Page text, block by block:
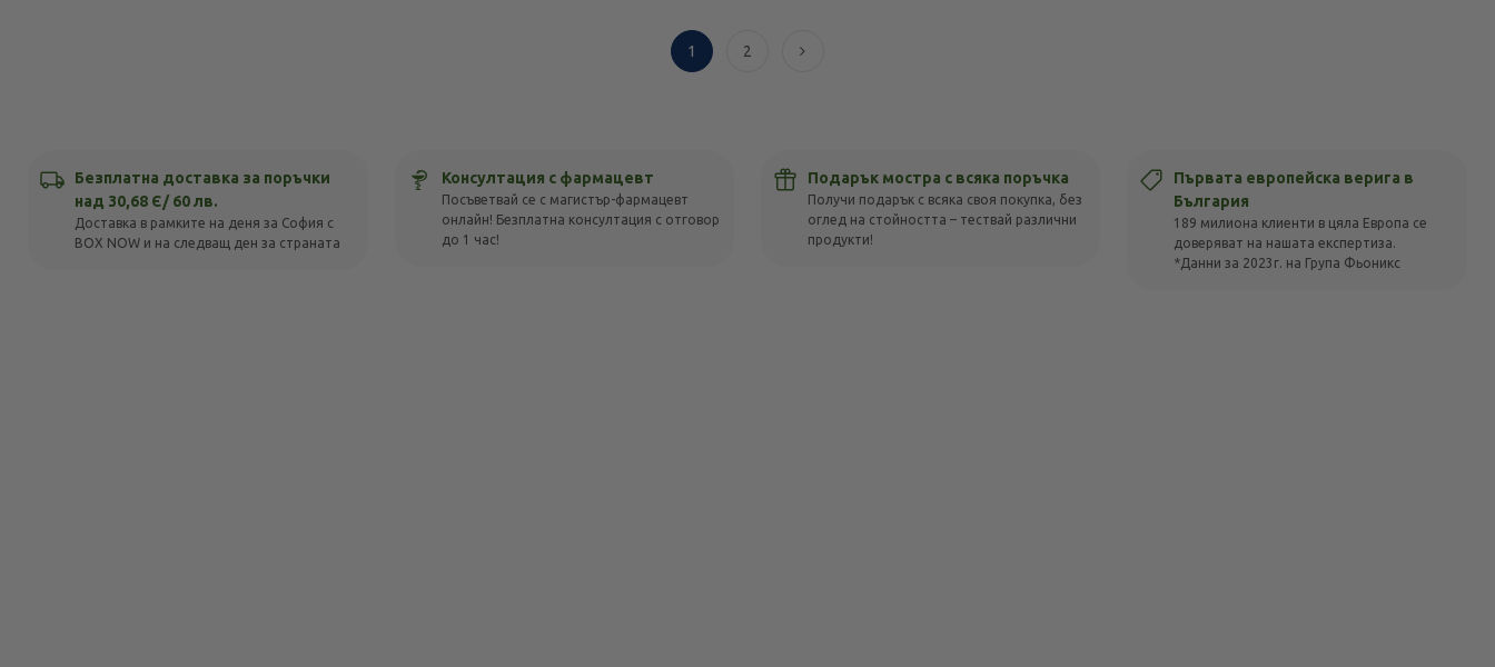
1 2
Безплатна доставка за поръчки
над 30,68 Є/ 60 лв.
Доставка в рамките на деня за София с
BOX NOW и на следващ ден за страната
Консултация с фармацевт
Посъветвай се с магистър-фармацевт
онлайн! Безплатна консултация с отговор
до 1 час!
Подарък мостра с всяка поръчка
Получи подарък с всяка своя покупка, без
оглед на стойността – тествай различни
продукти!
Първата европейска верига в
България
189 милиона клиенти в цяла Европа се
доверяват на нашата експертиза.
*Данни за 2023г. на Група Фьоникс